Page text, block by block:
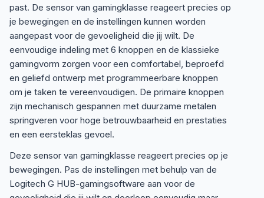
past. De sensor van gamingklasse reageert precies op
je bewegingen en de instellingen kunnen worden
aangepast voor de gevoeligheid die jij wilt. De
eenvoudige indeling met 6 knoppen en de klassieke
gamingvorm zorgen voor een comfortabel, beproefd
en geliefd ontwerp met programmeerbare knoppen
om je taken te vereenvoudigen. De primaire knoppen
zijn mechanisch gespannen met duurzame metalen
springveren voor hoge betrouwbaarheid en prestaties
en een eersteklas gevoel.
Deze sensor van gamingklasse reageert precies op je
bewegingen. Pas de instellingen met behulp van de
Logitech G HUB-gamingsoftware aan voor de